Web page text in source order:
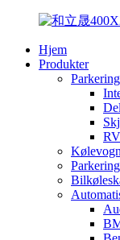
Hjem
Produkter